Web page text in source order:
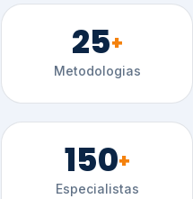
25+
Metodologias
150+
Especialistas